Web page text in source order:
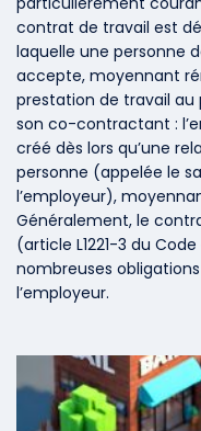
contrat de travail est
laquelle une personne
accepte, moyennant
prestation de travail au
son co-contractant :
créé dès lors qu’une
personne (appelée le
l’employeur),
Généralement, le
(article L1221-3 du
nombreuses
l’employeur.